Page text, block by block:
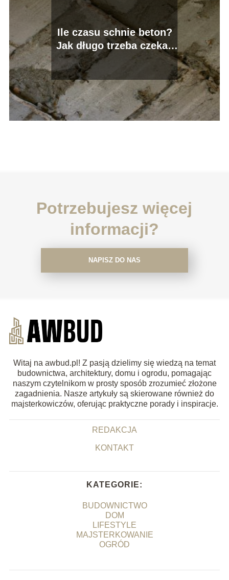
Ile czasu schnie beton?
Jak długo trzeba czekać
na wyschnięcie betonu
Potrzebujesz więcej
informacji?
NAPISZ DO NAS
Witaj na awbud.pl! Z pasją dzielimy się wiedzą na temat
budownictwa, architektury, domu i ogrodu, pomagając
naszym czytelnikom w prosty sposób zrozumieć złożone
zagadnienia. Nasze artykuły są skierowane również do
majsterkowiczów, oferując praktyczne porady i inspiracje.
REDAKCJA
KONTAKT
KATEGORIE:
BUDOWNICTWO
DOM
LIFESTYLE
MAJSTERKOWANIE
OGRÓD